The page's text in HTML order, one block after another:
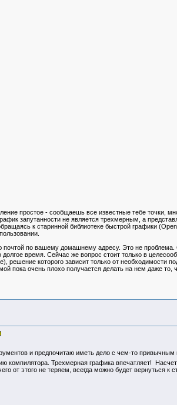
простое - сообщаешь все известные тебе точки,
запутанности не является трехмерным, а
к старинной библиотеке быстрой графики
по вашему домашнему адресу. Это не
время. Сейчас же вопрос стоит только в
решение которого зависит только от необходимости
пока очень плохо получается делать на нем даже то,
и предпочитаю иметь дело с чем-то
Трехмерная графика впечатляет!
от этого не теряем, всегда можно будет вернуться к